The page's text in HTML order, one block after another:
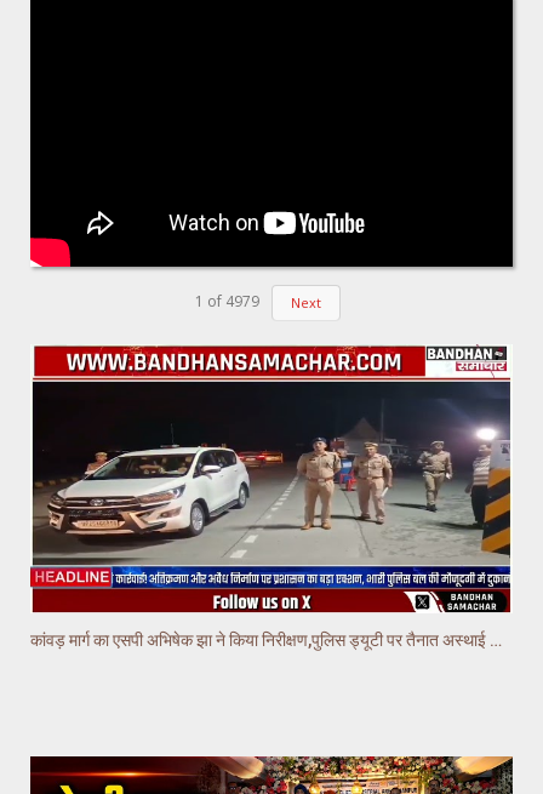
1 of 4979 Next
कांवड़ मार्ग का एसपी अभिषेक झा ने किया निरीक्षण,पुलिस ड्यूटी पर तैनात अस्थाई चौकियो का किया निरीक्षण